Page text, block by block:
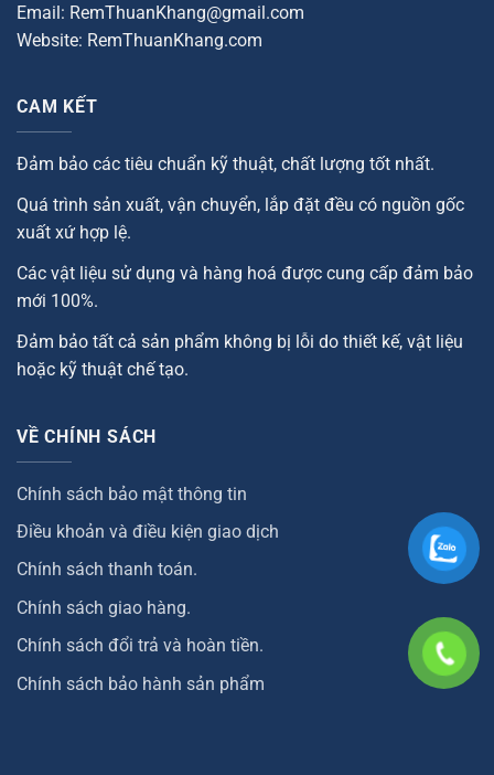
Email: RemThuanKhang@gmail.com
Website: RemThuanKhang.com
CAM KẾT
Đảm bảo các tiêu chuẩn kỹ thuật, chất lượng tốt nhất.
Quá trình sản xuất, vận chuyển, lắp đặt đều có nguồn gốc
xuất xứ hợp lệ.
Các vật liệu sử dụng và hàng hoá được cung cấp đảm bảo
mới 100%.
Đảm bảo tất cả sản phẩm không bị lỗi do thiết kế, vật liệu
hoặc kỹ thuật chế tạo.
VỀ CHÍNH SÁCH
Chính sách bảo mật thông tin
Điều khoản và điều kiện giao dịch
Chính sách thanh toán.
Chính sách giao hàng.
Chính sách đổi trả và hoàn tiền.
Chính sách bảo hành sản phẩm